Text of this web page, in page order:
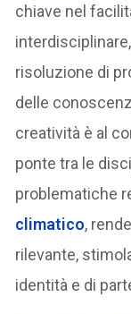
chiave nel
risoluzione di
delle
creatività è al
ponte tra le
problematiche
climatico,
rilevante,
identità e di